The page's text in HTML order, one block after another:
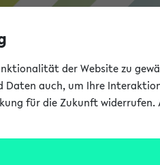
der Website zu
Daten auch, um Ihre
für die Zukunft widerrufen.